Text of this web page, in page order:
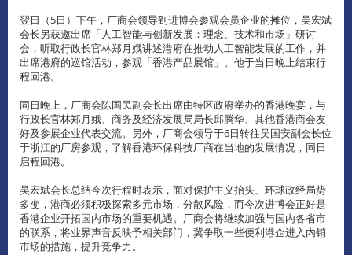
翌日（5日）下午，厂商会领导到进博会参观会员企业的摊位，吴宏斌
会长另获邀出席「人工智能与创新发展：理念、技术和市场」研讨
会，听取行政长官林郑月娥讲述港府在推动人工智能发展的工作，并
出席港府的巡馆活动，参观「香港产品展馆」。他于当日晚上结束行
程回港。
同日晚上，厂商会陈国民副会长出席由特区政府举办的香港晚宴，与
行政长官林郑月娥、商务及经济发展局局长邱腾华、其他香港商会友
好及参展企业代表交流。另外，厂商会领导于6日转往吴国安副会长位
于浙江的厂房参观，了解香港环保科技厂商在当地的发展情况，同日
启程回港。
吴宏斌会长总结今次行程时表示，面对保护主义抬头、环球政经局势
多变，港商必须积极探索多元市场，分散风险，而今次进博会正好是
香港企业开拓国内市场的重要机遇。厂商会将继续加强与国内各省市
的联系，将业界声音反映予相关部门，冀争取一些便利港企进入内销
市场的措施，提升竞争力。